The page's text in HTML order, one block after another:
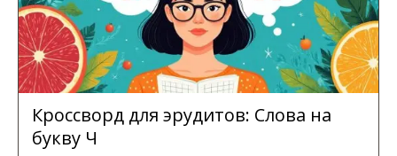
Кроссворд для эрудитов: Cлова на
букву Ч